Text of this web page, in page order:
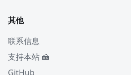
其他
联系信息
支持本站 🍰
GitHub